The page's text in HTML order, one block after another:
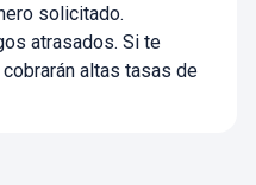
solicitado.
atrasados. Si te
altas tasas de